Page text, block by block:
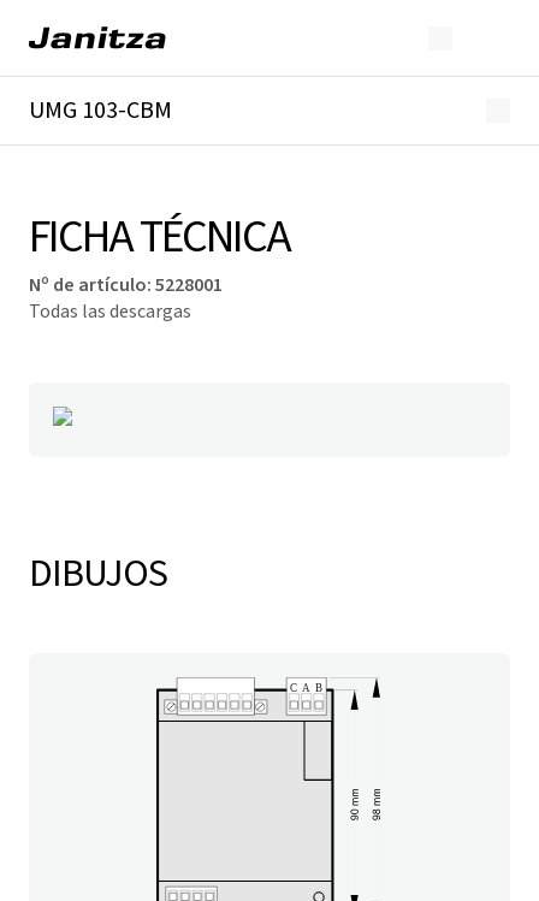
UMG 103-CBM
FICHA TÉCNICA
Nº de artículo:5228001
Todas las descargas
DIBUJOS